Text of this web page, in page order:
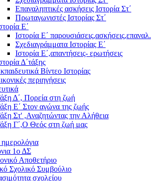
Επαναληπτικές ασκήσεις Ιστορία Στ΄
Πρωταγωνιστές Ιστορίας Στ΄
Ε΄
Ιστορία Ε΄ παρουσιάσεις,ασκήσεις,επαναλ.
Σχεδιαγράμματα Ιστορίας Ε΄
Ιστορία Ε΄,απαντήσεις- ερωτήσεις
Δ΄τάξης
Βίντεο Ιστορίας
περιηγήσεις
Δ΄, Πορεία στη ζωή
Ε΄ Στον αγώνα της ζωής
Στ' ,Αναζητώντας την Αλήθεια
Γ΄,Ο Θεός στη ζωή μας
1ο ΔΣ
Αποθετήριο
Σχολικό Συμβούλιο
σχολείου